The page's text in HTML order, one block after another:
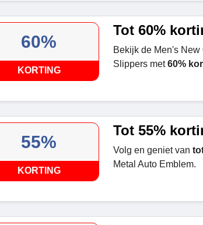
60%
KORTING
Tot 60%
Bekijk de Men's
Slippers met60%
55%
KORTING
Tot 55%
Volg en geniet van
Metal Auto Emblem.